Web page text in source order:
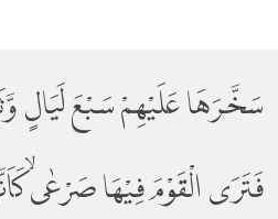
سَخَّرَهَا عَلَيْهِمْ سَبْعَ لَيَالٍ
فَتَرَى الْقَوْمَ فِيْهَا صَرْعٰىۙ